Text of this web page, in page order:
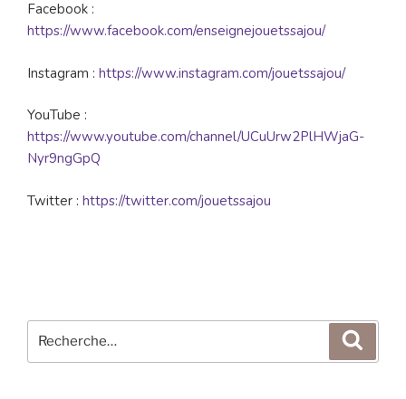
Facebook :
https://www.facebook.com/enseignejouetssajou/
Instagram : https://www.instagram.com/jouetssajou/
YouTube :
https://www.youtube.com/channel/UCuUrw2PlHWjaG-
Nyr9ngGpQ
Twitter : https://twitter.com/jouetssajou
pour